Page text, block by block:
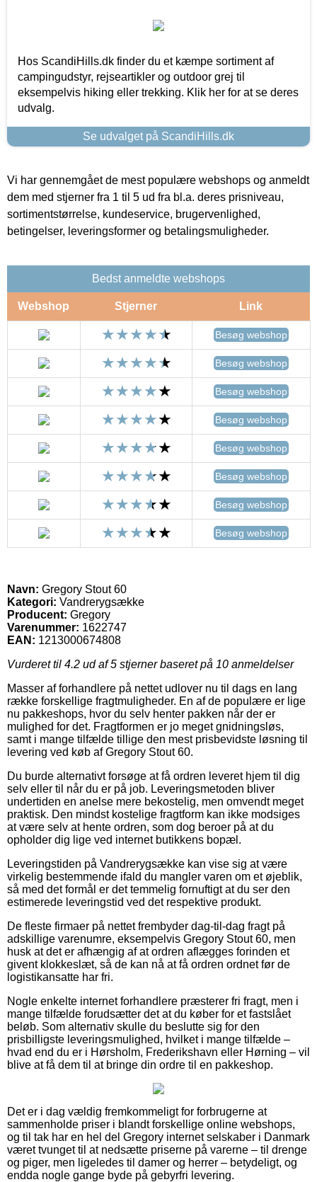
Hos ScandiHills.dk finder du et kæmpe sortiment af
campingudstyr, rejseartikler og outdoor grej til
eksempelvis hiking eller trekking. Klik her for at se deres
udvalg.
Se udvalget på ScandiHills.dk
Vi har gennemgået de mest populære webshops og anmeldt
dem med stjerner fra 1 til 5 ud fra bl.a. deres prisniveau,
sortimentstørrelse, kundeservice, brugervenlighed,
betingelser, leveringsformer og betalingsmuligheder.
Bedst anmeldte webshops
Webshop Stjerner Link
Besøg webshop
Besøg webshop
Besøg webshop
Besøg webshop
Besøg webshop
Besøg webshop
Besøg webshop
Besøg webshop
Navn: Gregory Stout 60
Kategori: Vandrerygsække
Producent: Gregory
Varenummer: 1622747
EAN: 1213000674808
Vurderet til 4.2 ud af 5 stjerner baseret på 10 anmeldelser
Masser af forhandlere på nettet udlover nu til dags en lang
række forskellige fragtmuligheder. En af de populære er lige
nu pakkeshops, hvor du selv henter pakken når der er
mulighed for det. Fragtformen er jo meget gnidningsløs,
samt i mange tilfælde tillige den mest prisbevidste løsning til
levering ved køb af Gregory Stout 60.
Du burde alternativt forsøge at få ordren leveret hjem til dig
selv eller til når du er på job. Leveringsmetoden bliver
undertiden en anelse mere bekostelig, men omvendt meget
praktisk. Den mindst kostelige fragtform kan ikke modsiges
at være selv at hente ordren, som dog beroer på at du
opholder dig lige ved internet butikkens bopæl.
Leveringstiden på Vandrerygsække kan vise sig at være
virkelig bestemmende ifald du mangler varen om et øjeblik,
så med det formål er det temmelig fornuftigt at du ser den
estimerede leveringstid ved det respektive produkt.
De fleste firmaer på nettet frembyder dag-til-dag fragt på
adskillige varenumre, eksempelvis Gregory Stout 60, men
husk at det er afhængig af at ordren aflægges forinden et
givent klokkeslæt, så de kan nå at få ordren ordnet før de
logistikansatte har fri.
Nogle enkelte internet forhandlere præsterer fri fragt, men i
mange tilfælde forudsætter det at du køber for et fastslået
beløb. Som alternativ skulle du beslutte sig for den
prisbilligste leveringsmulighed, hvilket i mange tilfælde –
hvad end du er i Hørsholm, Frederikshavn eller Hørning – vil
blive at få dem til at bringe din ordre til en pakkeshop.
Det er i dag vældig fremkommeligt for forbrugerne at
sammenholde priser i blandt forskellige online webshops,
og til tak har en hel del Gregory internet selskaber i Danmark
været tvunget til at nedsætte priserne på varerne – til drenge
og piger, men ligeledes til damer og herrer – betydeligt, og
endda nogle gange byde på gebyrfri levering.